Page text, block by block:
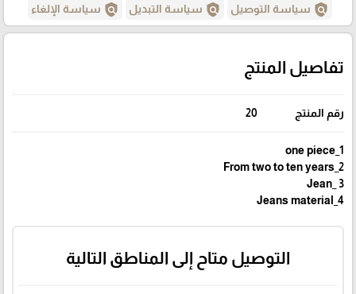
policy سياسة التوصيل policy سياسة التبديل policy سياسة الإلغاء
تفاصيل المنتج
رقم المنتج 20
one piece_1
From two to ten years_2
Jean_ 3
4_Jeans material
التوصيل متاح إلى المناطق التالية